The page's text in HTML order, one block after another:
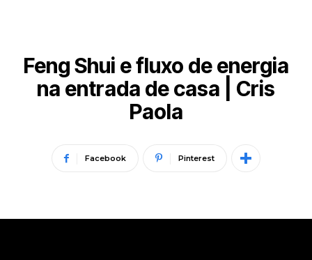
Feng Shui e fluxo de energia
na entrada de casa | Cris
Paola
Facebook Pinterest